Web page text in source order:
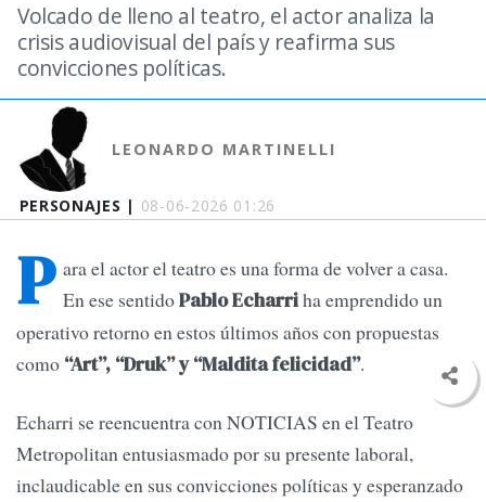
PERSONAJES | 08-06-2026 01:26
Volcado de lleno al teatro, el actor analiza la
crisis audiovisual del país y reafirma sus
convicciones políticas.
LEONARDO MARTINELLI
P ara el actor el teatro es una forma de volver a casa.
En ese sentidoPablo Echarriha emprendido un
operativo retorno en estos últimos años con propuestas
como “Art”, “Druk” y “Maldita felicidad”.
Echarri se reencuentra con NOTICIAS en el Teatro
Metropolitan entusiasmado por su presente laboral,
inclaudicable en sus convicciones políticas y esperanzado